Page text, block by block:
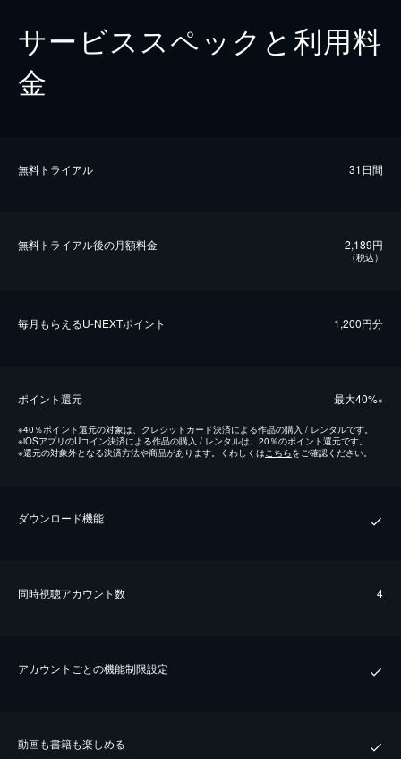
サービススペックと利用料
金
無料トライアル 31日間
無料トライアル後の⽉額料金 2,189円
（税込）
毎⽉もらえるU-NEXTポイント 1,200円分
ポイント還元 最⼤40%※
※40％ポイント還元の対象は、クレジットカード決済による作品の購入 / レンタルです。
※iOSアプリのUコイン決済による作品の購入 / レンタルは、20％のポイント還元です。
※還元の対象外となる決済方法や商品があります。くわしくはこちらをご確認ください。
ダウンロード機能
同時視聴アカウント数 4
アカウントごとの機能制限設定
動画も書籍も楽しめる